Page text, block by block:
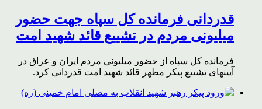
قدردانی فرمانده کل سپاه جهت حضور
میلیونی مردم در تشییع قائد شهید امت
فرمانده کل سپاه از حضور میلیونی مردم ایران و عراق در
آیینهای تشییع پیکر مطهر قائد شهید امت قدردانی کرد.